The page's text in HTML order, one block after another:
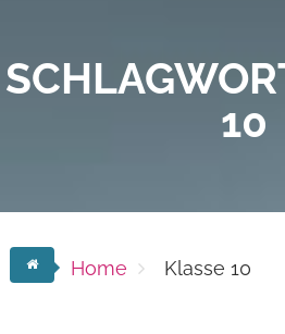
10
Home Klasse 10